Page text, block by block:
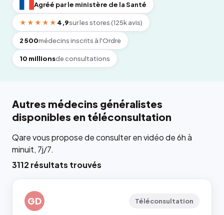
Agréé par le ministère de la Santé
★★★★★ 4,9sur les stores (125k avis)
2 500médecins inscrits à l'Ordre
10 millionsde consultations
Autres médecins généralistes
disponibles en téléconsultation
Qare vous propose de consulter en vidéo de 6h à
minuit, 7j/7.
3112 résultats trouvés
GD Téléconsultation